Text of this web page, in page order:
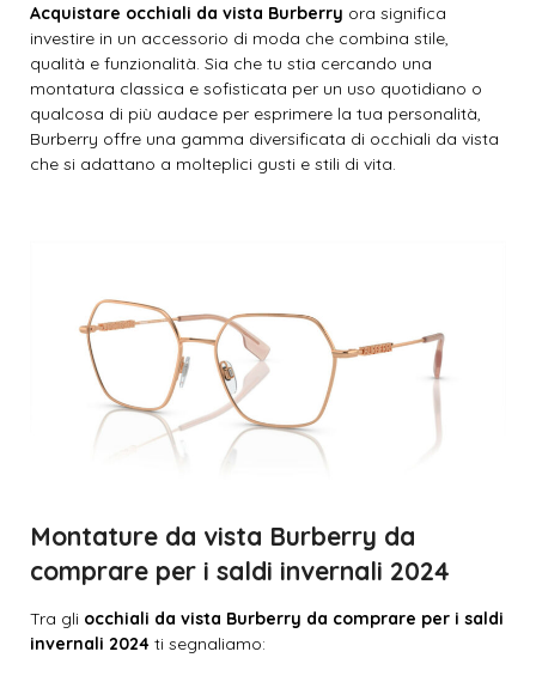
Acquistare occhiali da vista Burberry ora significa
investire in un accessorio di moda che combina stile,
qualità e funzionalità. Sia che tu stia cercando una
montatura classica e sofisticata per un uso quotidiano o
qualcosa di più audace per esprimere la tua personalità,
Burberry offre una gamma diversificata di occhiali da vista
che si adattano a molteplici gusti e stili di vita.
Montature da vista Burberry da
comprare per i saldi invernali 2024
Tra gli occhiali da vista Burberry da comprare per i saldi
invernali 2024 ti segnaliamo: